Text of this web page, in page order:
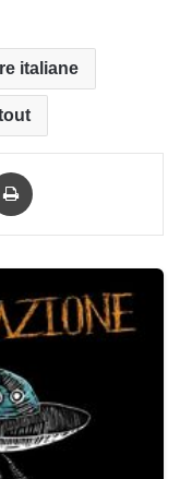
italiane